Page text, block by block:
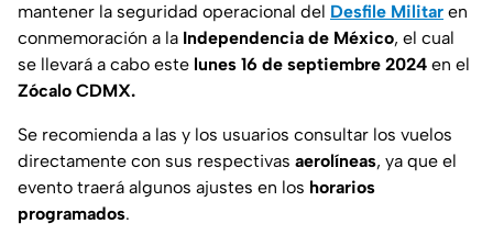
mantener la seguridad operacional del Desfile Militar en
conmemoración a la Independencia de México, el cual
se llevará a cabo este lunes 16 de septiembre 2024 en el
Zócalo CDMX.
Se recomienda a las y los usuarios consultar los vuelos
directamente con sus respectivas aerolíneas, ya que el
evento traerá algunos ajustes en los horarios
programados.